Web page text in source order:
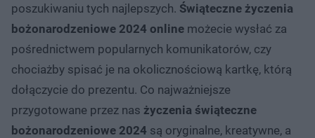
poszukiwaniu tych najlepszych. Świąteczne życzenia
bożonarodzeniowe 2024 online możecie wysłać za
pośrednictwem popularnych komunikatorów, czy
chociażby spisać je na okolicznościową kartkę, którą
dołączycie do prezentu. Co najważniejsze
przygotowane przez nas życzenia świąteczne
bożonarodzeniowe 2024 są oryginalne, kreatywne, a